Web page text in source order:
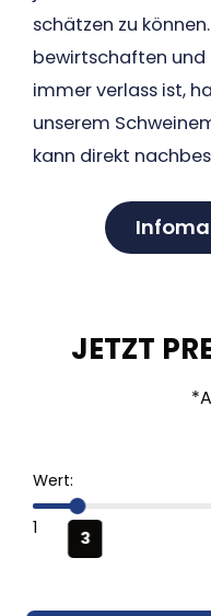
schätzen zu
bewirtschaften
immer verlass ist,
unserem
kann direkt